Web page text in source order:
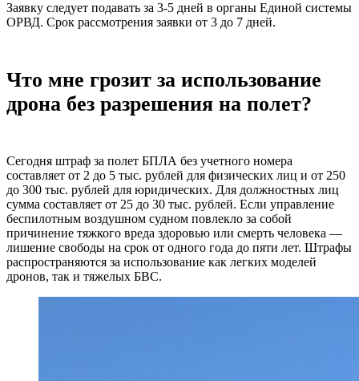
Заявку следует подавать за 3-5 дней в органы Единой системы
ОРВД. Срок рассмотрения заявки от 3 до 7 дней.
Что мне грозит за использование
дрона без разрешения на полет?
Сегодня штраф за полет БПЛА без учетного номера
составляет от 2 до 5 тыс. рублей для физических лиц и от 250
до 300 тыс. рублей для юридических. Для должностных лиц
сумма составляет от 25 до 30 тыс. рублей. Если управление
беспилотным воздушном судном повлекло за собой
причинение тяжкого вреда здоровью или смерть человека —
лишение свободы на срок от одного года до пяти лет. Штрафы
распространяются за использование как легких моделей
дронов, так и тяжелых БВС.